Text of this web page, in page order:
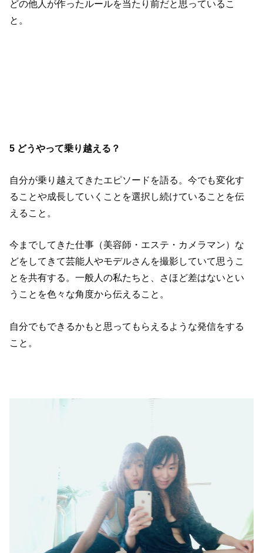
どの他人が作ったルールを当たり前だと思っているこ
と。
5 どうやって乗り越える？
自分が乗り越えてきたエピソードを語る。今でも変化す
ることや成長していくことを選択し続けていることを伝
えること。
今までしてきた仕事（美容師・エステ・カメラマン）な
どをしてきて芸能人やモデルさんを撮影していて思うこ
とを共有する。一般人の私たちと、さほど差はないとい
うことを色々な角度から伝えること。
自分でもできるかもと思ってもらえるような発信をする
こと。